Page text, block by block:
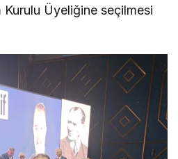
Üyeliğine seçilmesi